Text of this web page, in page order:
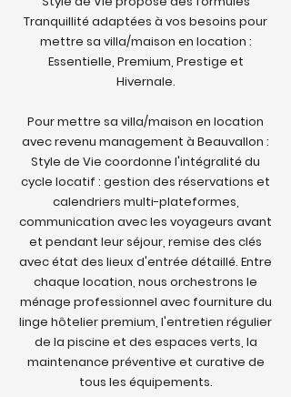
Tranquillité adaptées à vos besoins pour
mettre sa villa/maison en location :
Essentielle, Premium, Prestige et
Hivernale.
Pour mettre sa villa/maison en location
avec revenu management à Beauvallon :
Style de Vie coordonne l'intégralité du
cycle locatif : gestion des réservations et
calendriers multi-plateformes,
communication avec les voyageurs avant
et pendant leur séjour, remise des clés
avec état des lieux d'entrée détaillé. Entre
chaque location, nous orchestrons le
ménage professionnel avec fourniture du
linge hôtelier premium, l'entretien régulier
de la piscine et des espaces verts, la
maintenance préventive et curative de
tous les équipements.